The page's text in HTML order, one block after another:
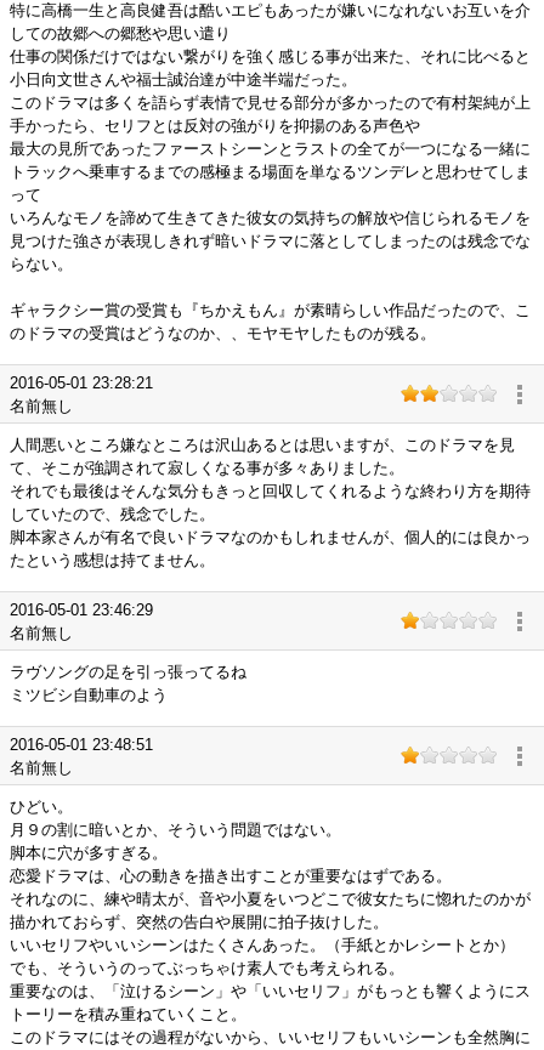
特に高橋一生と高良健吾は酷いエピもあったが嫌いになれないお互いを介
しての故郷への郷愁や思い遣り
仕事の関係だけではない繋がりを強く感じる事が出来た、それに比べると
小日向文世さんや福士誠治達が中途半端だった。
このドラマは多くを語らず表情で見せる部分が多かったので有村架純が上
手かったら、セリフとは反対の強がりを抑揚のある声色や
最大の見所であったファーストシーンとラストの全てが一つになる一緒に
トラックへ乗車するまでの感極まる場面を単なるツンデレと思わせてしま
って
いろんなモノを諦めて生きてきた彼女の気持ちの解放や信じられるモノを
見つけた強さが表現しきれず暗いドラマに落としてしまったのは残念でな
らない。
ギャラクシー賞の受賞も『ちかえもん』が素晴らしい作品だったので、こ
のドラマの受賞はどうなのか、、モヤモヤしたものが残る。
2016-05-01 23:28:21
名前無し
人間悪いところ嫌なところは沢山あるとは思いますが、このドラマを見
て、そこが強調されて寂しくなる事が多々ありました。
それでも最後はそんな気分もきっと回収してくれるような終わり方を期待
していたので、残念でした。
脚本家さんが有名で良いドラマなのかもしれませんが、個人的には良かっ
たという感想は持てません。
2016-05-01 23:46:29
名前無し
ラヴソングの足を引っ張ってるね
ミツビシ自動車のよう
2016-05-01 23:48:51
名前無し
ひどい。
月９の割に暗いとか、そういう問題ではない。
脚本に穴が多すぎる。
恋愛ドラマは、心の動きを描き出すことが重要なはずである。
それなのに、練や晴太が、音や小夏をいつどこで彼女たちに惚れたのかが
描かれておらず、突然の告白や展開に拍子抜けした。
いいセリフやいいシーンはたくさんあった。（手紙とかレシートとか）
でも、そういうのってぶっちゃけ素人でも考えられる。
重要なのは、「泣けるシーン」や「いいセリフ」がもっとも響くようにス
トーリーを積み重ねていくこと。
このドラマにはその過程がないから、いいセリフもいいシーンも全然胸に